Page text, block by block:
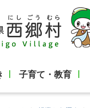
子育て・教育